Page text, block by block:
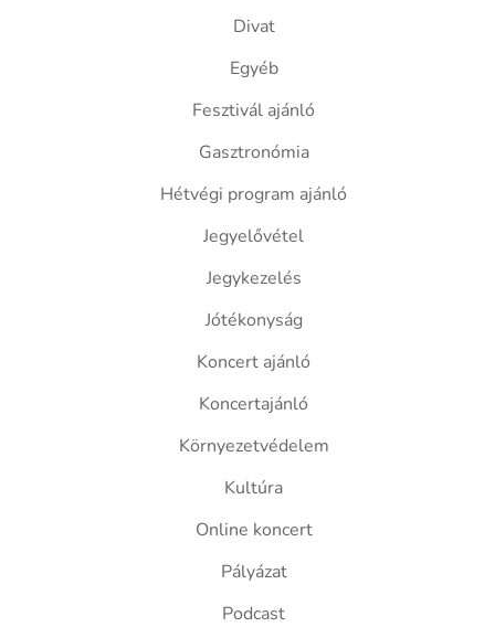
Divat
Egyéb
Fesztivál ajánló
Gasztronómia
Hétvégi program ajánló
Jegyelővétel
Jegykezelés
Jótékonyság
Koncert ajánló
Koncertajánló
Környezetvédelem
Kultúra
Online koncert
Pályázat
Podcast